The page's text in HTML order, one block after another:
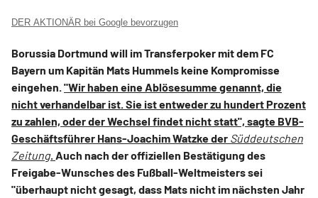
DER AKTIONÄR bei Google bevorzugen
Borussia Dortmund will im Transferpoker mit dem FC
Bayern um Kapitän Mats Hummels keine Kompromisse
eingehen."Wir haben eine Ablösesumme genannt, die
nicht verhandelbar ist. Sie ist entweder zu hundert Prozent
zu zahlen, oder der Wechsel findet nicht statt", sagte BVB-
Geschäftsführer Hans-Joachim Watzke der Süddeutschen
Zeitung.Auch nach der offiziellen Bestätigung des
Freigabe-Wunsches des Fußball-Weltmeisters sei
"überhaupt nicht gesagt, dass Mats nicht im nächsten Jahr